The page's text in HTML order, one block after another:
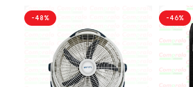
-48% -46%